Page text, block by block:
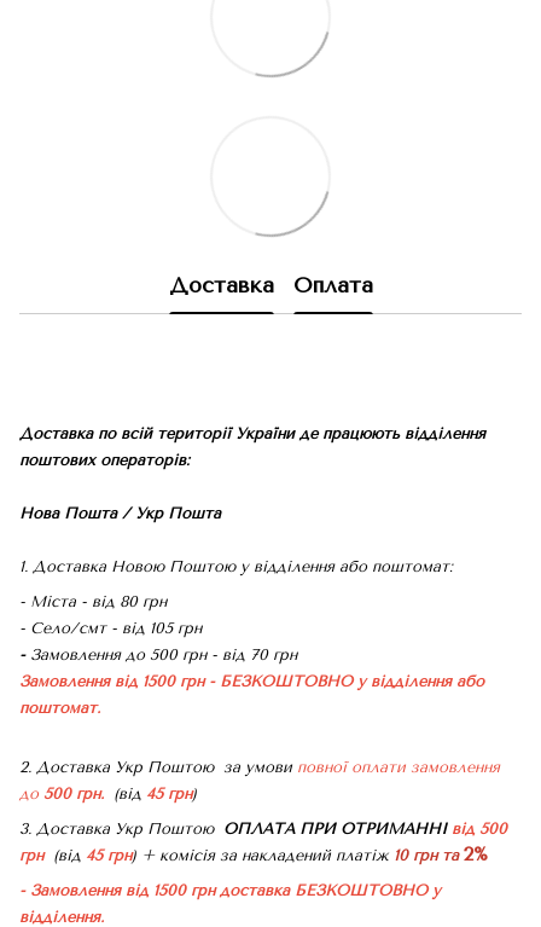
Доставка Оплата
Доставка по всій території України де працюють відділення
поштових операторів:
Нова Пошта / Укр Пошта
1. Доставка Новою Поштою у відділення або поштомат:
- Міста - від 80 грн
- Село/смт - від 105 грн
-Замовлення до 500 грн - від 70 грн
Замовлення від 1500 грн - БЕЗКОШТОВНО у відділення або
поштомат.
2. Доставка Укр Поштою за умови повної оплати замовлення
до 500 грн. (від 45 грн)
3. Доставка Укр ПоштоюОПЛАТА ПРИ ОТРИМАННІ від 500
грн (від 45 грн) + комісія за накладений платіж 10 грн та 2%
- Замовлення від 1500 грн доставка БЕЗКОШТОВНО у
відділення.